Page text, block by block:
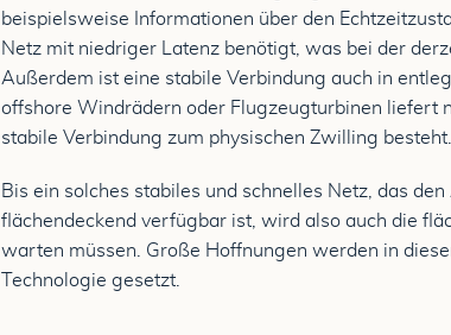
beispielsweise Informationen über den
Netz mit niedriger Latenz benötigt, was bei der
Außerdem ist eine stabile Verbindung auch in
offshore Windrädern oder Flugzeugturbinen liefert
stabile Verbindung zum physischen Zwilling besteht.
Bis ein solches stabiles und schnelles Netz, das
flächendeckend verfügbar ist, wird also auch die
warten müssen. Große Hoffnungen werden in
Technologie gesetzt.